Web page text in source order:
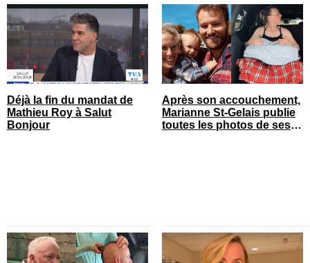
Déjà la fin du mandat de
Mathieu Roy à Salut
Bonjour
Après son accouchement,
Marianne St-Gelais publie
toutes les photos de ses